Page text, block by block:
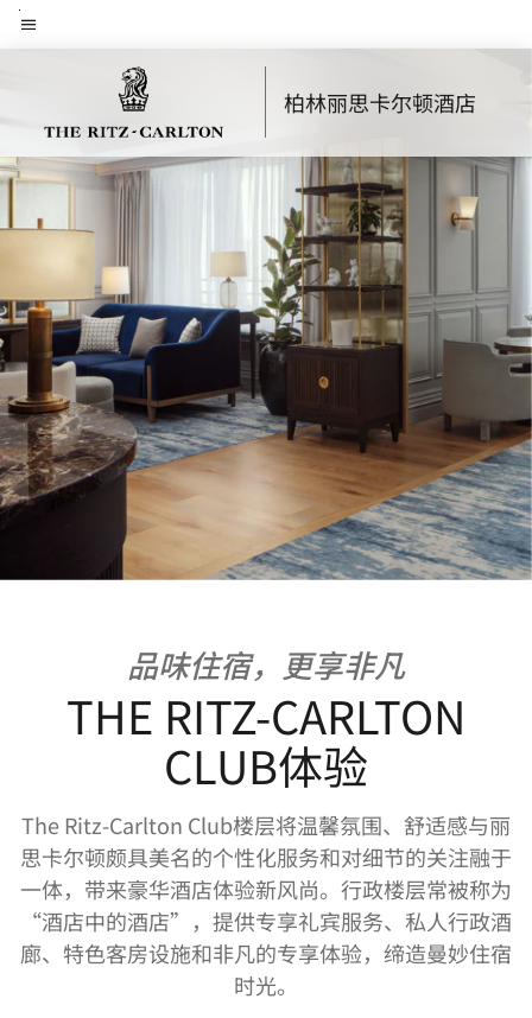
Skip
to菜单文本
柏林丽思卡尔顿酒店
品味住宿，更享非凡
THE RITZ-CARLTON
CLUB体验
The Ritz-Carlton Club楼层将温馨氛围、舒适感与丽
思卡尔顿颇具美名的个性化服务和对细节的关注融于
一体，带来豪华酒店体验新风尚。行政楼层常被称为
“酒店中的酒店”，提供专享礼宾服务、私人行政酒
廊、特色客房设施和非凡的专享体验，缔造曼妙住宿
时光。